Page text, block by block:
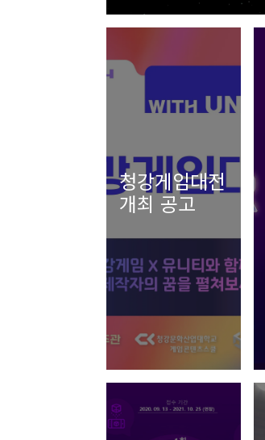
청강게임대전
개최 공고